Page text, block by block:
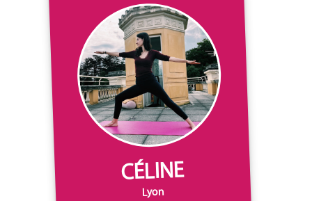
CÉLINE
Lyon